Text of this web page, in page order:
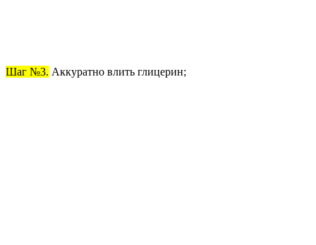
Шаг №3. Аккуратно влить глицерин;